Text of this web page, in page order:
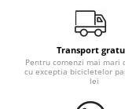
Transport
Pentru comenzi mai mari
cu exceptia bicicletelor
lei